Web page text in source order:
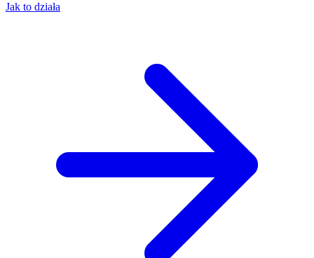
Jak to działa